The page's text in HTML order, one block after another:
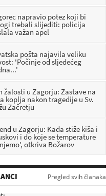
napravio potez koji bi
trebali slijediti: policija
važan apel
pošta najavila veliku
'Počinje od sljedećeg
žalosti u Zagorju: Zastave na
koplja nakon tragedije u Sv.
Začretju
u Zagorju: Kada stiže kiša i
i do koje se temperature
otkriva Božarov
Pregled svih članaka
Ulaže se 1,2 milijuna
evo što će sve posjetitelji
MINUTA